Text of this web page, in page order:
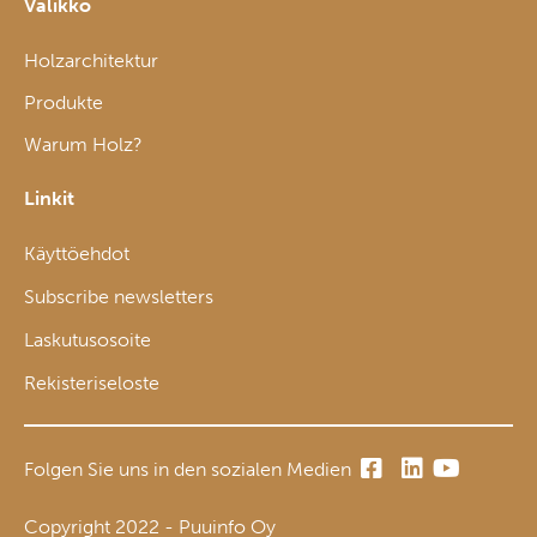
Valikko
Holzarchitektur
Produkte
Warum Holz?
Linkit
Käyttöehdot
Subscribe newsletters
Laskutusosoite
Rekisteriseloste
Folgen Sie uns in den sozialen Medien
Copyright 2022 - Puuinfo Oy